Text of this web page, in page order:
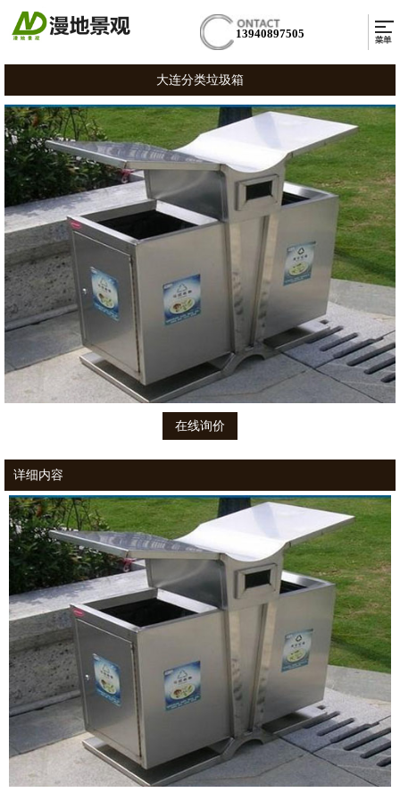
13940897505
大连分类垃圾箱
在线询价
详细内容